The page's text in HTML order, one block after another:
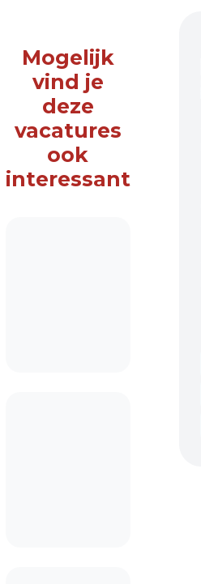
Mogelijk
vind je
deze
vacatures
ook
interessant